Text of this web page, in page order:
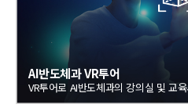
AI반도체과 VR투어
VR투어로 AI반도체과의 강의실 및 교